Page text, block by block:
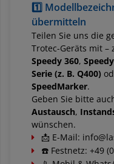
1️⃣
übermitteln
Teilen Sie uns die
Trotec-Geräts mit –
Speedy 360,
Serie (z. B. Q400)
SpeedMarker.
Geben Sie bitte
Austausch,
wünschen.
📩 E-Mail:
☎️ Festnetz: +49